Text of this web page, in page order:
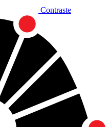
Contraste